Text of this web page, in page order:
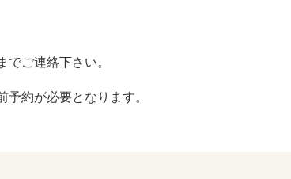
ご連絡下さい。
約が必要となります。